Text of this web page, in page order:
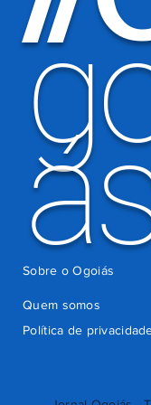
Quem somos
Política de
Sobre o Ogoiás